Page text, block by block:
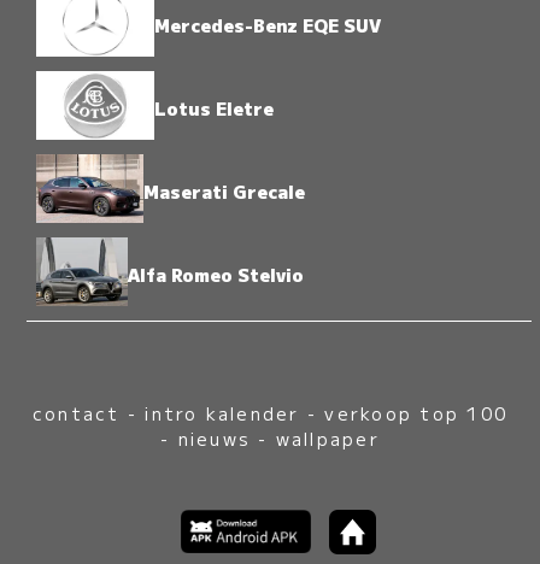
Mercedes-Benz EQE SUV
Lotus Eletre
Maserati Grecale
Alfa Romeo Stelvio
contact -intro kalender -verkoop top 100
- nieuws - wallpaper